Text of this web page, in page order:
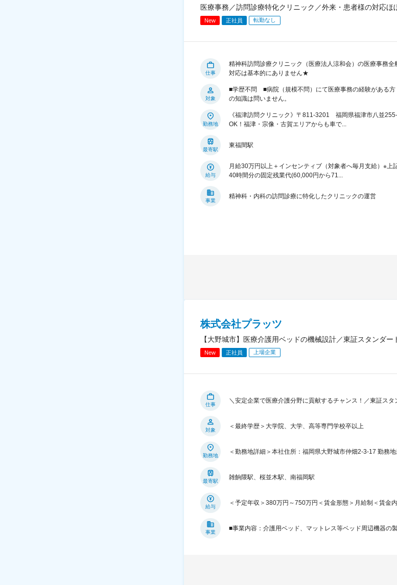
医療事務／訪問診療特化クリニック／外来・患者様の対応ほ
New 正社員 転勤なし
仕事
精神科訪問診療クリニック（医療法人涼和会）の医療事務
対応は基本的にありません★
対象
■学歴不問 ■病院（規模不問）にて医療事務の経験がある
の知識は問いません。
勤務地
《福津訪問クリニック》〒811-3201 福岡県福津市八並
OK！福津・宗像・古賀エリアからも車で...
最寄駅
東福間駅
給与
月給30万円以上＋インセンティブ（対象者へ毎月支給）※上
40時間分の固定残業代(60,000円から71...
事業
精神科・内科の訪問診療に特化したクリニックの運営
株式会社プラッツ
【大野城市】医療介護用ベッドの機械設計／東証スタンダ
New 正社員 上場企業
仕事
＼安定企業で医療介護分野に貢献するチャンス！／東証ス
対象
＜最終学歴＞大学院、大学、高等専門学校卒以上
勤務地
＜勤務地詳細＞本社住所：福岡県大野城市仲畑2-3-17 勤務
最寄駅
雑餉隈駅、桜並木駅、南福岡駅
給与
＜予定年収＞380万円～750万円＜賃金形態＞月給制＜賃金
事業
■事業内容：介護用ベッド、マットレス等ベッド周辺機器